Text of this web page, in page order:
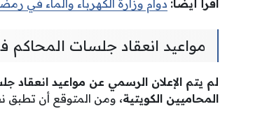
اقرأ أيضًا: دوام وزارة الكهرباء والماء في
مواعيد انعقاد جلسات
المحاميين الكويتية، ومن المتوقع أن تطبق نفس